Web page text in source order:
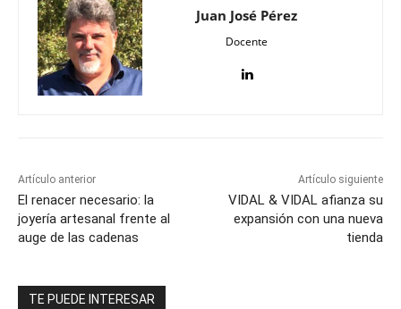
Juan José Pérez
Docente
Artículo anterior
El renacer necesario: la
joyería artesanal frente al
auge de las cadenas
Artículo siguiente
VIDAL & VIDAL afianza su
expansión con una nueva
tienda
TE PUEDE INTERESAR